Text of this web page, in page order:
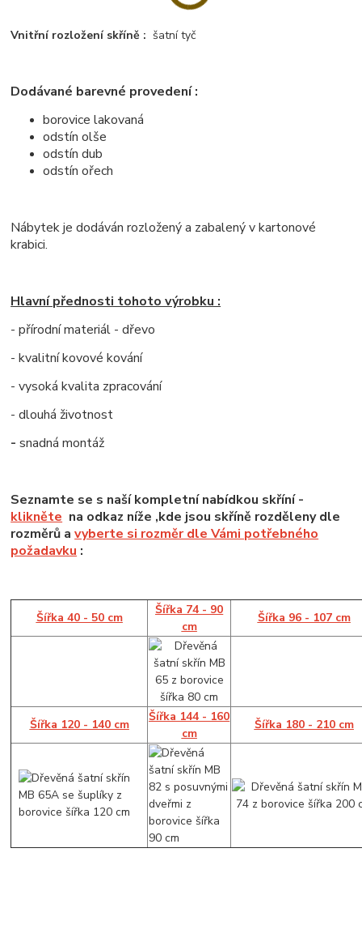
Vnitřní rozložení skříně : šatní tyč
Dodávané barevné provedení :
borovice lakovaná
odstín olše
odstín dub
odstín ořech
Nábytek je dodáván rozložený a zabalený v kartonové
krabici.
Hlavní přednosti tohoto výrobku :
- přírodní materiál - dřevo
- kvalitní kovové kování
- vysoká kvalita zpracování
- dlouhá životnost
-snadná montáž
Seznamte se s naší kompletní nabídkou skříní -
klikněte na odkaz níže ,kde jsou skříně rozděleny dle
rozměrů avyberte si rozměr dle Vámi potřebného
požadavku :
Šířka 40 - 50 cm
Šířka 74 - 90
cm
Šířka 96 - 107 cm
Šířka 120 - 140 cm
Šířka 144 - 160
cm
Šířka 180 - 210 cm